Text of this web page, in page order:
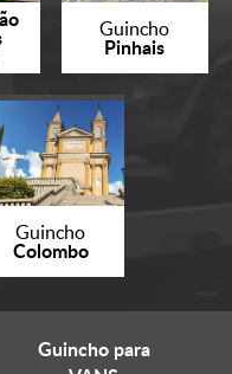
Guincho
Pinhais
Guincho
Colombo
Guincho para